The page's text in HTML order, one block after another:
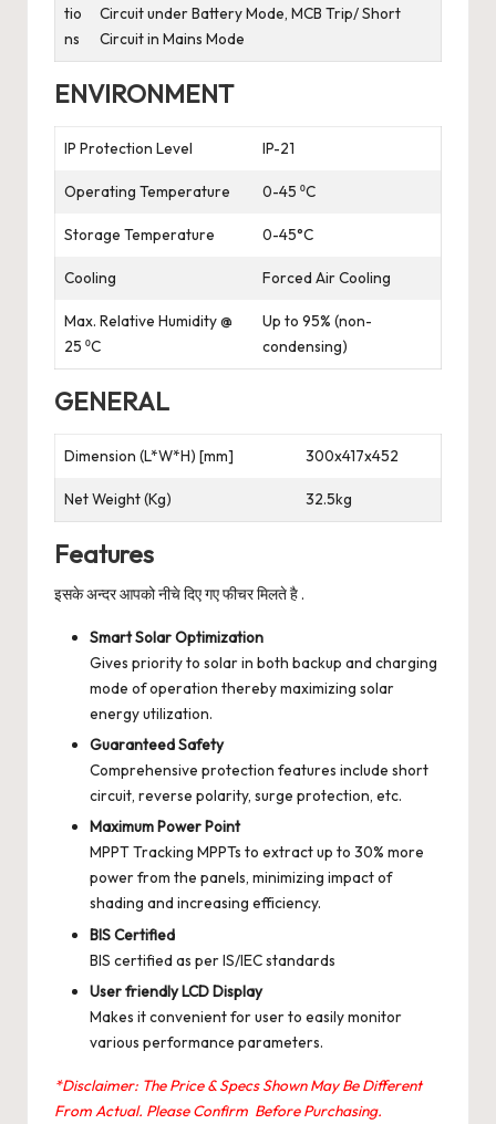
tio
ns
Circuit under Battery Mode, MCB Trip/ Short
Circuit in Mains Mode
ENVIRONMENT
IP Protection Level IP-21
Operating Temperature 0-45 ⁰C
Storage Temperature 0-45°C
Cooling Forced Air Cooling
Max. Relative Humidity @
25 ⁰C
Up to 95% (non-
condensing)
GENERAL
Dimension (L*W*H) [mm] 300x417x452
Net Weight (Kg) 32.5kg
Features
इसके अन्दर आपको नीचे दिए गए फीचर मिलते है .
Smart Solar Optimization
Gives priority to solar in both backup and charging
mode of operation thereby maximizing solar
energy utilization.
Guaranteed Safety
Comprehensive protection features include short
circuit, reverse polarity, surge protection, etc.
Maximum Power Point
MPPT Tracking MPPTs to extract up to 30% more
power from the panels, minimizing impact of
shading and increasing efficiency.
BIS Certified
BIS certified as per IS/IEC standards
User friendly LCD Display
Makes it convenient for user to easily monitor
various performance parameters.
*Disclaimer: The Price & Specs Shown May Be Different
From Actual. Please Confirm Before Purchasing.